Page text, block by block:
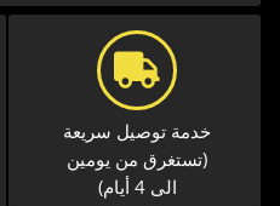
خدمة توصيل سريعة​
(تستغرق من يومين
الى 4 أيام)